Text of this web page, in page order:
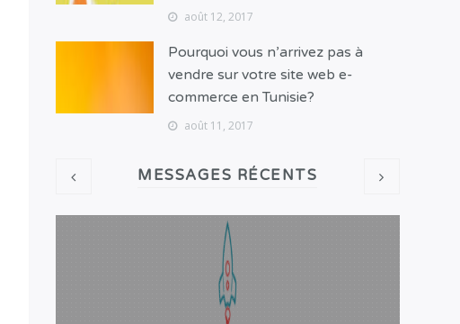
août 12, 2017
Pourquoi vous n’arrivez pas à
vendre sur votre site web e-
commerce en Tunisie?
août 11, 2017
MESSAGES RÉCENTS